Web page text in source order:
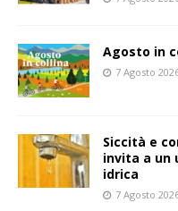
Agosto in
7 Agosto
Siccità e
invita a un
idrica
7 Agosto